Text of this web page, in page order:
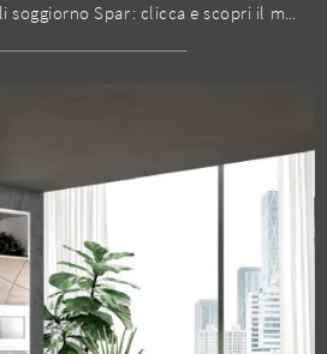
Pareti attrezzate e mobili soggiorno Spar: clicca e scopri il modello Lapis LP14 e potrai impreziosire stanze moderne di ogni genere.